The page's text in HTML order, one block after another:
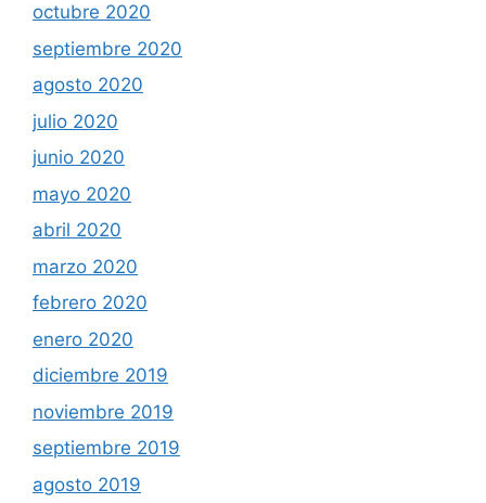
octubre 2020
septiembre 2020
agosto 2020
julio 2020
junio 2020
mayo 2020
abril 2020
marzo 2020
febrero 2020
enero 2020
diciembre 2019
noviembre 2019
septiembre 2019
agosto 2019